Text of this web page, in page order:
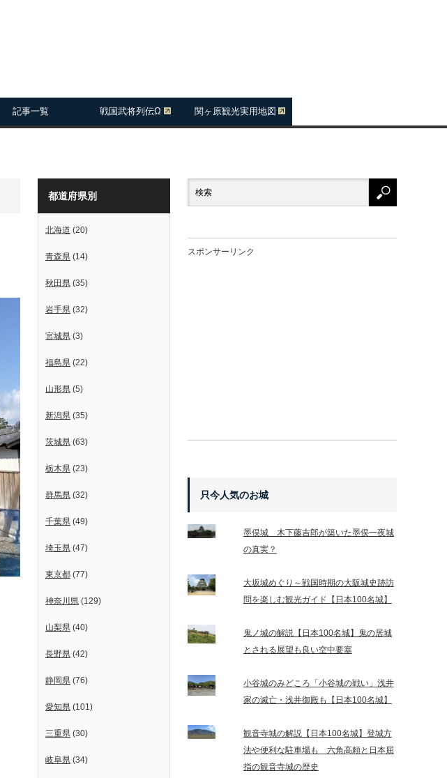
記事一覧 戦国武将列伝Ω 関ヶ原観光実用地図
都道府県別
北海道 (20)
青森県 (14)
秋田県 (35)
岩手県 (32)
宮城県 (3)
福島県 (22)
山形県 (5)
新潟県 (35)
茨城県 (63)
栃木県 (23)
群馬県 (32)
千葉県 (49)
埼玉県 (47)
東京都 (77)
神奈川県 (129)
山梨県 (40)
長野県 (42)
静岡県 (76)
愛知県 (101)
三重県 (30)
岐阜県 (34)
スポンサーリンク
只今人気のお城
墨俣城 木下藤吉郎が築いた墨俣一夜城
の真実？
大坂城めぐり～戦国時期の大阪城史跡訪
問を楽しむ観光ガイド【日本100名城】
鬼ノ城の解説【日本100名城】鬼の居城
とされる展望も良い空中要塞
小谷城のみどころ「小谷城の戦い」浅井
家の滅亡・浅井御殿も【日本100名城】
観音寺城の解説【日本100名城】登城方
法や便利な駐車場も 六角高頼と日本屈
指の観音寺城の歴史